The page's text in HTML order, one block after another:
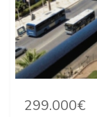
299.000€